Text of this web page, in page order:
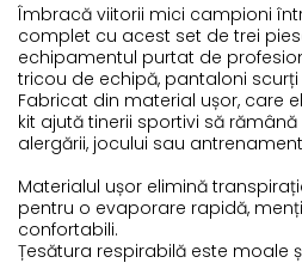
Îmbracă viitorii mici campioni
complet cu acest set de trei
echipamentul purtat de
tricou de echipă, pantaloni
Fabricat din material ușor, care
kit ajută tinerii sportivi să
alergării, jocului sau
Materialul ușor elimină
pentru o evaporare rapidă,
confortabili.
Țesătura respirabilă este moale